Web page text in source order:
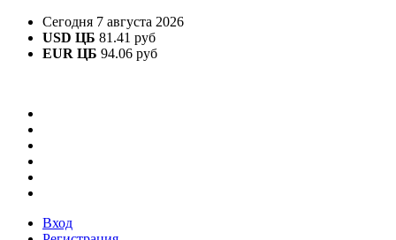
Сегодня 7 августа 2026
USD ЦБ 81.41 руб
EUR ЦБ 94.06 руб
Вход